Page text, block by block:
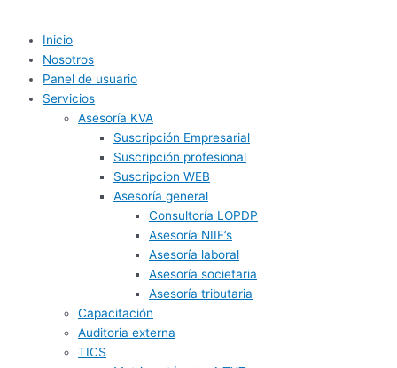
Inicio
Nosotros
Panel de usuario
Servicios
Asesoría KVA
Suscripción Empresarial
Suscripción profesional
Suscripcion WEB
Asesoría general
Consultoría LOPDP
Asesoría NIIF’s
Asesoría laboral
Asesoría societaria
Asesoría tributaria
Capacitación
Auditoria externa
TICS